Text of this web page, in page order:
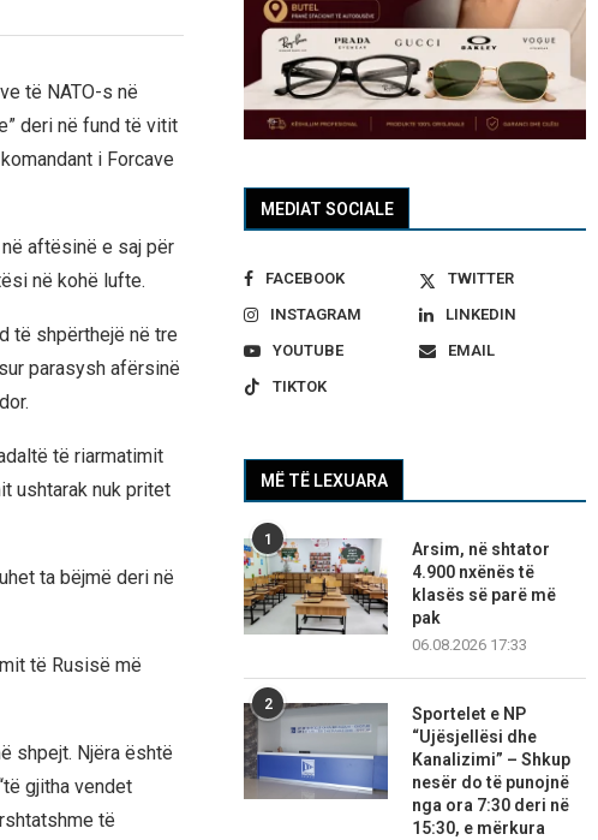
të NATO-s në
deri në fund të vitit
i Forcave
aftësinë e saj për
në kohë lufte.
të shpërthejë në tre
parasysh afërsinë
të riarmatimit
ushtarak nuk pritet
ta bëjmë deri në
të Rusisë më
shpejt. Njëra është
gjitha vendet
të
MEDIAT SOCIALE
FACEBOOK
TWITTER
INSTAGRAM
LINKEDIN
YOUTUBE
EMAIL
TIKTOK
MË TË LEXUARA
1
Arsim, në shtator
4.900 nxënës të
klasës së parë më
pak
06.08.2026 17:33
2
Sportelet e NP
“Ujësjellësi dhe
Kanalizimi” – Shkup
nesër do të punojnë
nga ora 7:30 deri në
15:30, e mërkura